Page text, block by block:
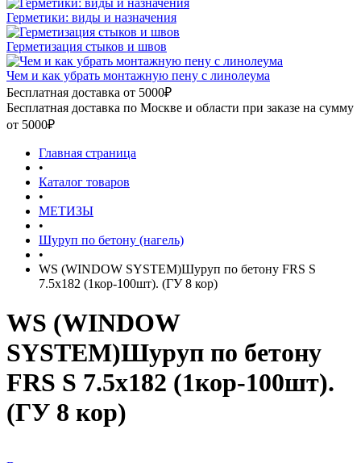
Герметики: виды и назначения
Герметизация стыков и швов
Чем и как убрать монтажную пену с линолеума
Бесплатная доставка от 5000₽
Бесплатная доставка по Москве и области при заказе на сумму
от 5000₽
Главная страница
•
Каталог товаров
•
МЕТИЗЫ
•
Шуруп по бетону (нагель)
•
WS (WINDOW SYSTEM)Шуруп по бетону FRS S
7.5х182 (1кор-100шт). (ГУ 8 кор)
WS (WINDOW
SYSTEM)Шуруп по бетону
FRS S 7.5х182 (1кор-100шт).
(ГУ 8 кор)